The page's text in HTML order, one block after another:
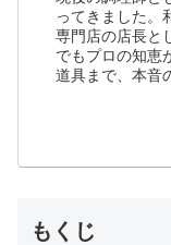
ってきました。
専門店の店長と
でもプロの知恵
道具まで、本音
もくじ